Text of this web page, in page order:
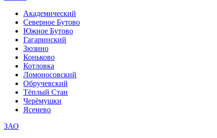
Академический
Северное Бутово
Южное Бутово
Гагаринский
Зюзино
Коньково
Котловка
Ломоносовский
Обручевский
Тёплый Стан
Черёмушки
Ясенево
ЗАО